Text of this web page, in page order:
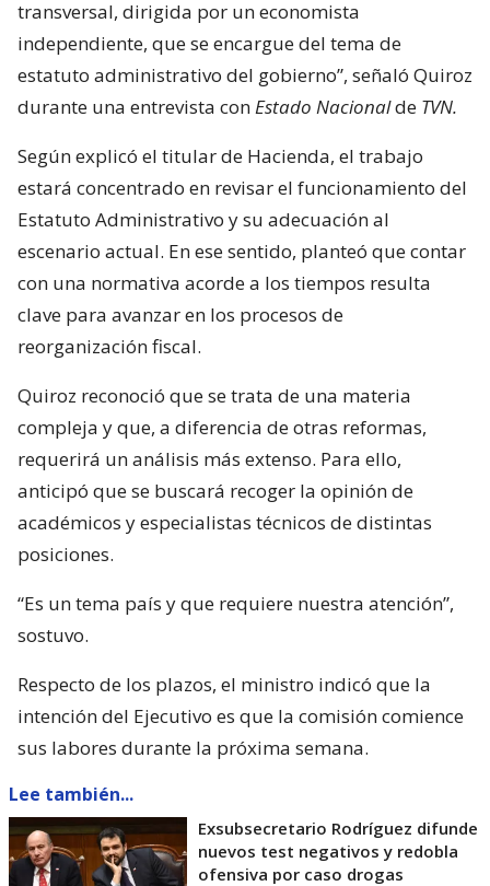
transversal, dirigida por un economista
independiente, que se encargue del tema de
estatuto administrativo del gobierno”, señaló Quiroz
durante una entrevista conEstado Nacionalde TVN.
Según explicó el titular de Hacienda, el trabajo
estará concentrado en revisar el funcionamiento del
Estatuto Administrativo y su adecuación al
escenario actual. En ese sentido, planteó que contar
con una normativa acorde a los tiempos resulta
clave para avanzar en los procesos de
reorganización fiscal.
Quiroz reconoció que se trata de una materia
compleja y que, a diferencia de otras reformas,
requerirá un análisis más extenso. Para ello,
anticipó que se buscará recoger la opinión de
académicos y especialistas técnicos de distintas
posiciones.
“Es un tema país y que requiere nuestra atención”,
sostuvo.
Respecto de los plazos, el ministro indicó que la
intención del Ejecutivo es que la comisión comience
sus labores durante la próxima semana.
Lee también...
Exsubsecretario Rodríguez difunde
nuevos test negativos y redobla
ofensiva por caso drogas